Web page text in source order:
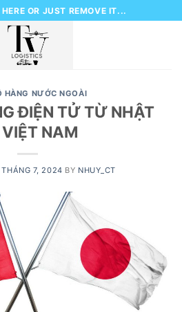
OR JUST REMOVE IT...
HÀNG NƯỚC NGOÀI
ĐIỆN TỬ TỪ NHẬT
NAM
THÁNG 7, 2024 BY NHUY_CT